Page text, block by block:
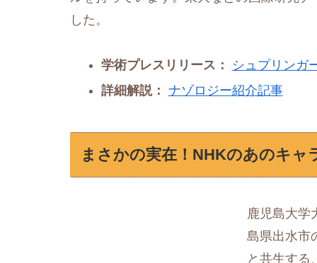
した。
学術プレスリリース：
シュプリンガ
詳細解説： ナゾロジー紹介記事
まさかの実在！NHKのあのキ
鹿児島大学
島県出水市
と共生する